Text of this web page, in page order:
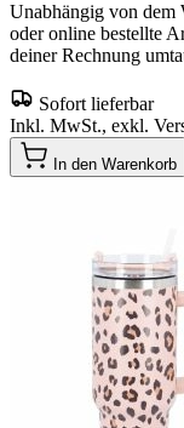
Unabhängig von dem
oder online bestellte
deiner Rechnung
Sofort lieferbar
Inkl. MwSt., exkl.
In den Warenkorb